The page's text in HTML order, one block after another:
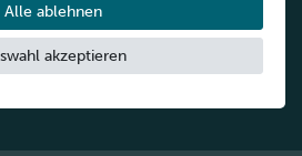
Sie haben Fragen zu unseren
Produkten? Wir helfen Ihnen
weiter.Schreiben Sie uns
Alle ablehnen
akzeptieren